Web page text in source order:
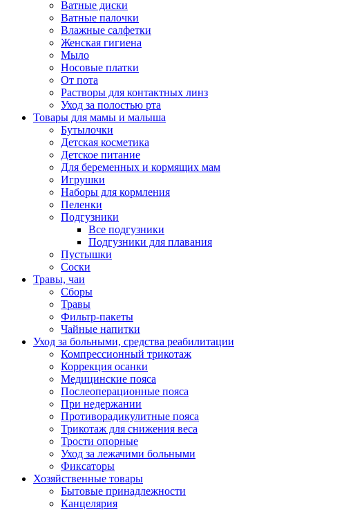
Ватные диски
Ватные палочки
Влажные салфетки
Женская гигиена
Мыло
Носовые платки
От пота
Растворы для контактных линз
Уход за полостью рта
Товары для мамы и малыша
Бутылочки
Детская косметика
Детское питание
Для беременных и кормящих мам
Игрушки
Наборы для кормления
Пеленки
Подгузники
Все подгузники
Подгузники для плавания
Пустышки
Соски
Травы, чаи
Сборы
Травы
Фильтр-пакеты
Чайные напитки
Уход за больными, средства реабилитации
Компрессионный трикотаж
Коррекция осанки
Медицинские пояса
Послеоперационные пояса
При недержании
Противорадикулитные пояса
Трикотаж для снижения веса
Трости опорные
Уход за лежачими больными
Фиксаторы
Хозяйственные товары
Бытовые принадлежности
Канцелярия